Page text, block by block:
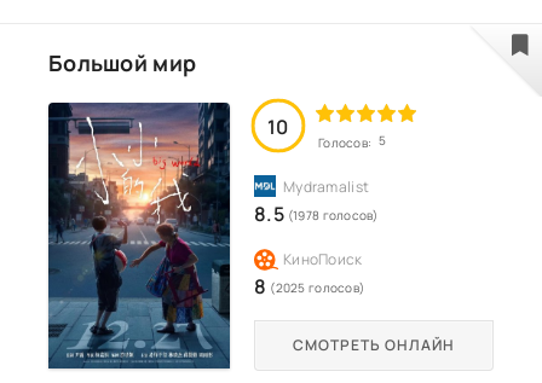
быть родителями, справляться с болью и
постепенно замечают, что между ними возникает
нечто большее, чем просто обязанность.
Большой мир
СМОТРЕТЬ ОНЛАЙН
10
Голосов: 5
8.5 (1978 голосов)
8 (2025 голосов)